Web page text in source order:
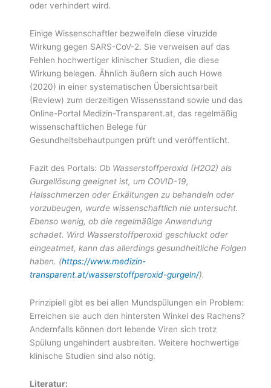
oder verhindert wird.
Einige Wissenschaftler bezweifeln diese viruzide
Wirkung gegen SARS-CoV-2. Sie verweisen auf das
Fehlen hochwertiger klinischer Studien, die diese
Wirkung belegen. Ähnlich äußern sich auch Howe
(2020) in einer systematischen Übersichtsarbeit
(Review) zum derzeitigen Wissensstand sowie und das
Online-Portal Medizin-Transparent.at, das regelmäßig
wissenschaftlichen Belege für
Gesundheitsbehautpungen prüft und veröffentlicht.
Fazit des Portals: Ob Wasserstoffperoxid (H2O2) als
Gurgellösung geeignet ist, um COVID-19,
Halsschmerzen oder Erkältungen zu behandeln oder
vorzubeugen, wurde wissenschaftlich nie untersucht.
Ebenso wenig, ob die regelmäßige Anwendung
schadet. Wird Wasserstoffperoxid geschluckt oder
eingeatmet, kann das allerdings gesundheitliche Folgen
haben. (https://www.medizin-
transparent.at/wasserstoffperoxid-gurgeln/).
Prinzipiell gibt es bei allen Mundspülungen ein Problem:
Erreichen sie auch den hintersten Winkel des Rachens?
Andernfalls können dort lebende Viren sich trotz
Spülung ungehindert ausbreiten. Weitere hochwertige
klinische Studien sind also nötig.
Literatur: